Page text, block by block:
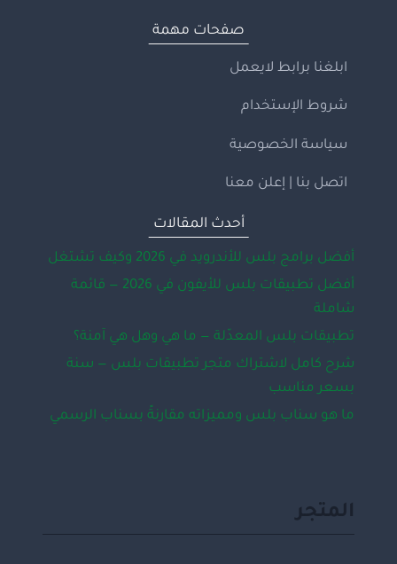
صفحات مهمة
ابلغنا برابط لايعمل
شروط الإستخدام
سياسة الخصوصية
اتصل بنا | إعلن معنا
أحدث المقالات
أفضل برامج بلس للأندرويد في 2026 وكيف تشتغل
أفضل تطبيقات بلس للأيفون في 2026 — قائمة
شاملة
تطبيقات بلس المعدّلة — ما هي وهل هي آمنة؟
شرح كامل لاشتراك متجر تطبيقات بلس — سنة
بسعر مناسب
ما هو سناب بلس ومميزاته مقارنةً بسناب الرسمي
المتجر